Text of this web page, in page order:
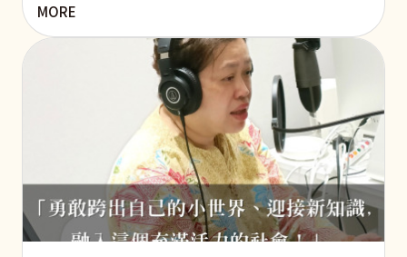
MORE